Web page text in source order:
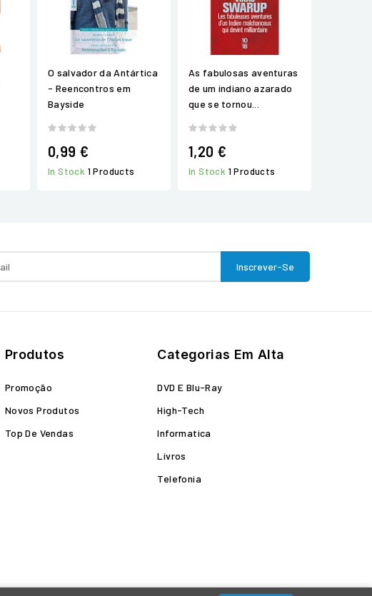
O salvador da Antártica
- Reencontros em
Bayside
0,99 €
In Stock 1 Products
As fabulosas aventuras
de um indiano azarado
que se tornou...
1,20 €
In Stock 1 Products
Produtos
Promoção
Novos Produtos
Top De Vendas
Categorias Em Alta
DVD E Blu-Ray
High-Tech
Informatica
Livros
Telefonia